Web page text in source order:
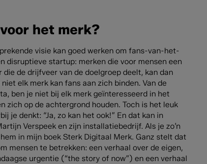
het merk?
visie kan goed werken om fans-van-het-
disruptieve startup: merken die voor mensen een
de drijfveer van de doelgroep deelt, kan dan
elk merk kan fans aan zich binden. Van de
ben je niet bij elk merk geïnteresseerd in het
zich op de achtergrond houden. Toch is het leuk
je denkt: “Ja, zo kan het ook!” En dat kan in
Verspeek en zijn installatiebedrijf. Als je zo’n
in mijn boek Sterk Digitaal Merk. Ganz stelt dat
mensen te betrekken: een verhaal over de eigen,
urgentie (“the story of now”) en een verhaal